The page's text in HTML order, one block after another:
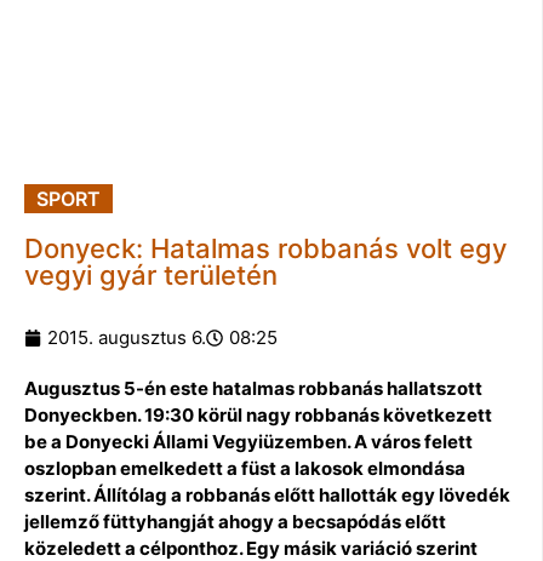
SPORT
Donyeck: Hatalmas robbanás volt egy
vegyi gyár területén
2015. augusztus 6. 08:25
Augusztus 5-én este hatalmas robbanás hallatszott
Donyeckben. 19:30 körül nagy robbanás következett
be a Donyecki Állami Vegyiüzemben. A város felett
oszlopban emelkedett a füst a lakosok elmondása
szerint. Állítólag a robbanás előtt hallották egy lövedék
jellemző füttyhangját ahogy a becsapódás előtt
közeledett a célponthoz. Egy másik variáció szerint